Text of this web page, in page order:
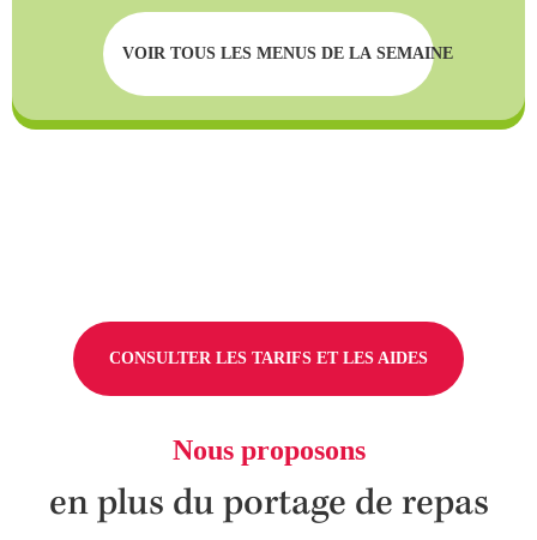
VOIR TOUS LES MENUS DE LA SEMAINE
CONSULTER LES TARIFS ET LES AIDES
Nous proposons
en plus du portage de repas